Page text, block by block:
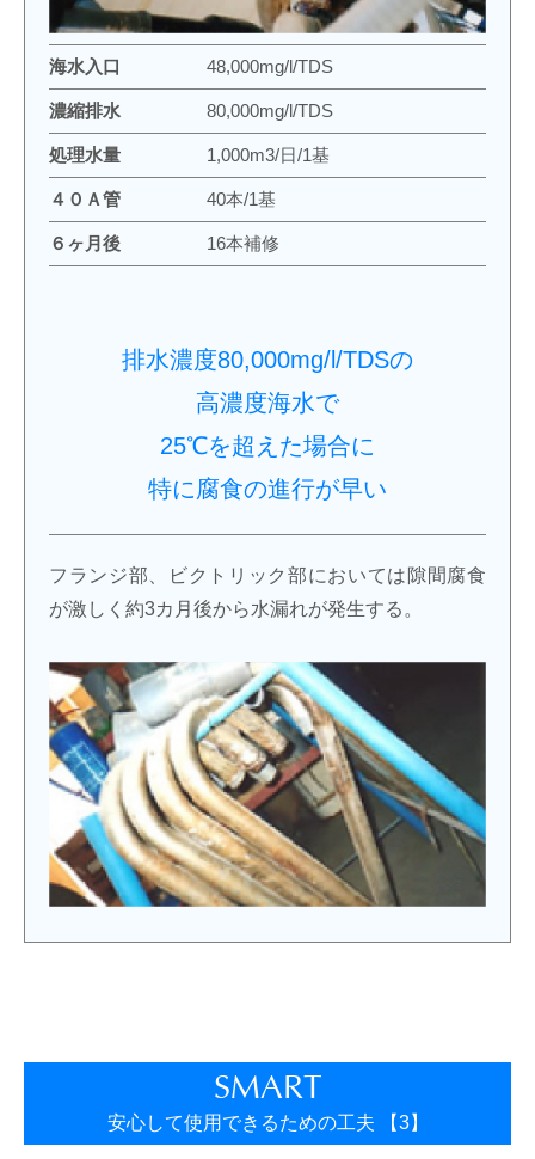
海水入口 48,000mg/l/TDS
濃縮排水 80,000mg/l/TDS
処理水量 1,000m3/日/1基
４０Ａ管 40本/1基
６ヶ月後 16本補修
排水濃度80,000mg/l/TDSの
高濃度海水で
25℃を超えた場合に
特に腐食の進行が早い
フランジ部、ビクトリック部においては隙間腐食
が激しく約3カ月後から水漏れが発生する。
SMART
安心して使用できるための工夫 【3】